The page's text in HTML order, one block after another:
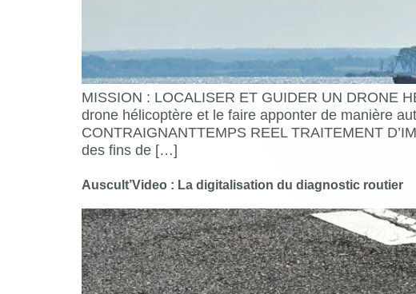
MISSION : LOCALISER ET GUIDER UN DRONE
drone hélicoptère et le faire apponter de manière
CONTRAIGNANTTEMPS REEL TRAITEMENT
des fins de […]
Auscult’Video : La digitalisation du diagnostic routier